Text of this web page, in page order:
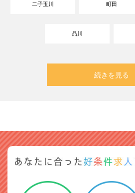
二子玉川 町田
品川
続きを見る